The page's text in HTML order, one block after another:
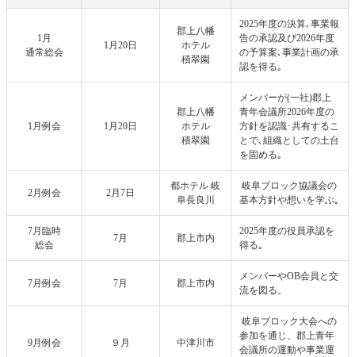
1月
通常総会
1月20日
郡上八幡
ホテル
積翠園
2025年度の決算､事業報
告の承認及び2026年度
の予算案､事業計画の承
認を得る｡
1月例会 1月20日
郡上八幡
ホテル
積翠園
メンバーが(一社)郡上
青年会議所2026年度の
方針を認識･共有するこ
とで､組織としての土台
を固める｡
2月例会 2月7日
都ホテル 岐
阜長良川
岐阜ブロック協議会の
基本方針や想いを学ぶ｡
7月臨時
総会
7月 郡上市内
2025年度の役員承認を
得る｡
7月例会 7月 郡上市内
メンバーやOB会員と交
流を図る。
9月例会 ９月 中津川市
岐阜ブロック大会への
参加を通じ、郡上青年
会議所の運動や事業運